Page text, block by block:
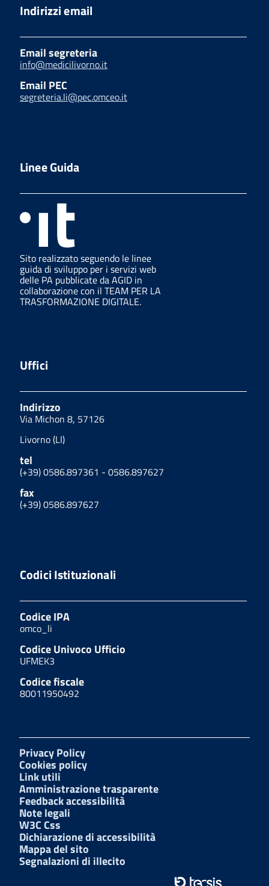
Indirizzi email
Email segreteria
info@medicilivorno.it
Email PEC
segreteria.li@pec.omceo.it
Linee Guida
Sito realizzato seguendo le linee
guida di sviluppo per i servizi web
delle PA pubblicate da AGID in
collaborazione con il TEAM PER LA
TRASFORMAZIONE DIGITALE.
Uffici
Indirizzo
Via Michon 8, 57126
Livorno (LI)
tel
(+39) 0586.897361 - 0586.897627
fax
(+39) 0586.897627
Codici Istituzionali
Codice IPA
omco_li
Codice Univoco Ufficio
UFMEK3
Codice fiscale
80011950492
Privacy Policy
Cookies policy
Link utili
Amministrazione trasparente
Feedback accessibilità
Note legali
W3C Css
Dichiarazione di accessibilità
Mappa del sito
Segnalazioni di illecito